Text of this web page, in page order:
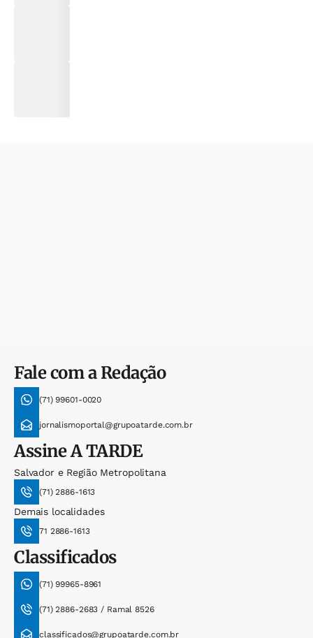
Fale com a Redação
(71) 99601-0020
jornalismoportal@grupoatarde.com.br
AssineA TARDE
Salvador e Região Metropolitana
(71) 2886-1613
Demais localidades
71 2886-1613
Classificados
(71) 99965-8961
(71) 2886-2683 / Ramal 8526
classificados@grupoatarde.com.br